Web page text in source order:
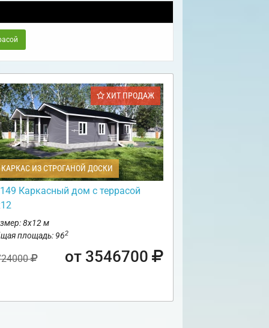
ХИТ ПРОДАЖ
ИЗ СТРОГАНОЙ ДОСКИ
Каркасный дом с террасой
8х12 м
площадь: 962
от 3546700